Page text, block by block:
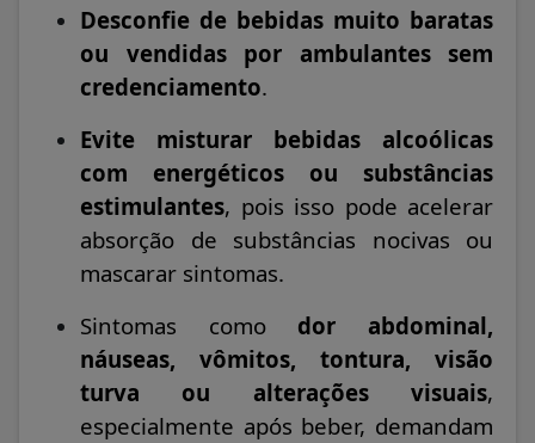
Desconfie de bebidas muito baratas
ou vendidas por ambulantes sem
credenciamento.
Evite misturar bebidas alcoólicas
com energéticos ou substâncias
estimulantes, pois isso pode acelerar
absorção de substâncias nocivas ou
mascarar sintomas.
Sintomas como dor abdominal,
náuseas, vômitos, tontura, visão
turva ou alterações visuais,
especialmente após beber, demandam